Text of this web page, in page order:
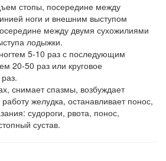
стопы, посередине между
ноги и внешним выступом
между двумя сухожилиями
лодыжки.
5-10 раз с последующим
20-50 раз или круговое
снимает спазмы, возбуждает
желудка, останавливает понос,
судороги, рвота, понос,
сустав.